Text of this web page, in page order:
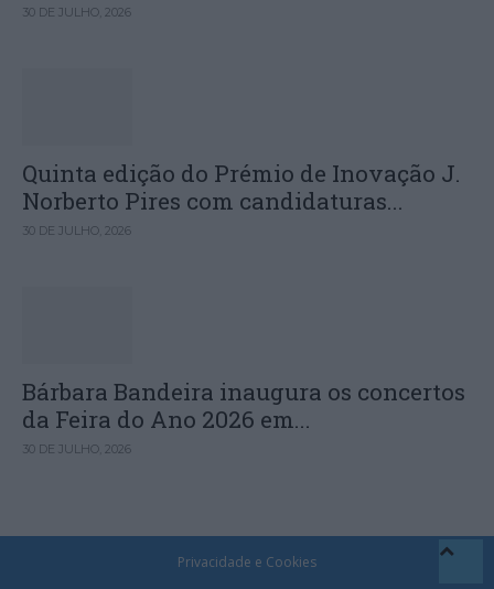
30 DE JULHO, 2026
Quinta edição do Prémio de Inovação J.
Norberto Pires com candidaturas...
30 DE JULHO, 2026
Bárbara Bandeira inaugura os concertos
da Feira do Ano 2026 em...
30 DE JULHO, 2026
Privacidade e Cookies